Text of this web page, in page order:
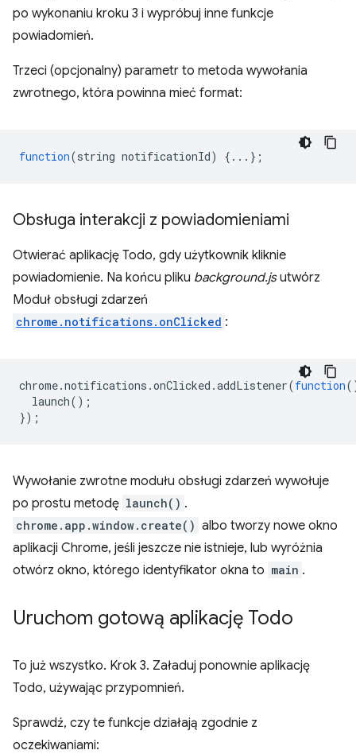
po wykonaniu kroku 3 i wypróbuj inne funkcje
powiadomień.
Trzeci (opcjonalny) parametr to metoda wywołania
zwrotnego, która powinna mieć format:
function(string notificationId) {...};
Obsługa interakcji z powiadomieniami
Otwierać aplikację Todo, gdy użytkownik kliknie
powiadomienie. Na końcu pliku background.jsutwórz
Moduł obsługi zdarzeń
chrome.notifications.onClicked :
chrome.notifications .onClicked .addListener(function
launch();
});
Wywołanie zwrotne modułu obsługi zdarzeń wywołuje
po prostu metodę launch() .
chrome.app.window.create() albo tworzy nowe okno
aplikacji Chrome, jeśli jeszcze nie istnieje, lub wyróżnia
otwórz okno, którego identyfikator okna to main .
Uruchom gotową aplikację Todo
To już wszystko. Krok 3. Załaduj ponownie aplikację
Todo, używając przypomnień.
Sprawdź, czy te funkcje działają zgodnie z
oczekiwaniami: